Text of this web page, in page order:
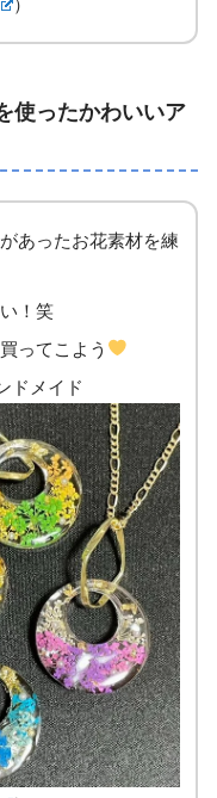
）
使ったかわいいア
あったお花素材を練
！笑
ってこよう
ドメイド